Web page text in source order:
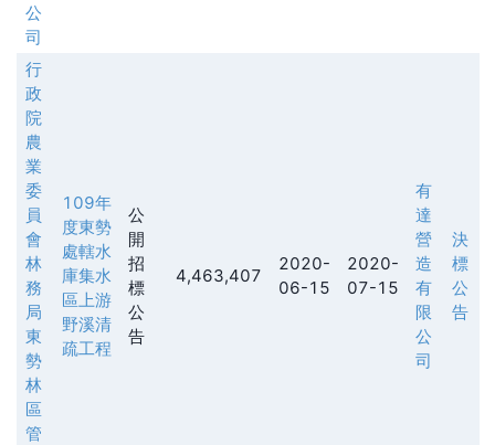
公
司
行
政
院
農
業
委
員
會
林
務
局
東
勢
林
區
管
109年
度東勢
處轄水
庫集水
區上游
野溪清
疏工程
公
開
招
標
公
告
4,463,407
2020-
06-15
2020-
07-15
有
達
營
造
有
限
公
司
決
標
公
告